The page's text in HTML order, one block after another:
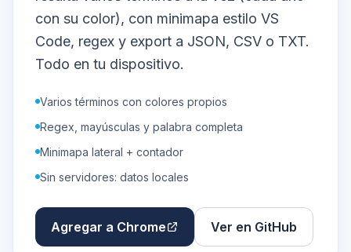
con su color), con minimapa estilo VS
Code, regex y export a JSON, CSV o TXT.
Todo en tu dispositivo.
Varios términos con colores propios
Regex, mayúsculas y palabra completa
Minimapa lateral + contador
Sin servidores: datos locales
Agregar a Chrome Ver en GitHub